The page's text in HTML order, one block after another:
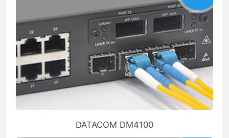
DATACOM DM4100